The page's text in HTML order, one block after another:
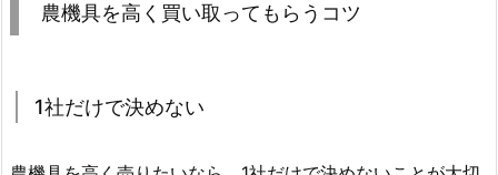
農機具を高く買い取ってもらうコツ
1社だけで決めない